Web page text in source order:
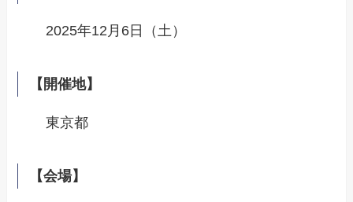
2025年12月6日（土）
【開催地】
東京都
【会場】